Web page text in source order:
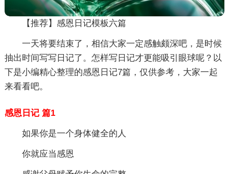
【推荐】感恩日记模板六篇
一天将要结束了，相信大家一定感触颇深吧，是时候
抽出时间写写日记了。怎样写日记才更能吸引眼球呢？以
下是小编精心整理的感恩日记7篇，仅供参考，大家一起
来看看吧。
感恩日记 篇1
如果你是一个身体健全的人
你就应当感恩